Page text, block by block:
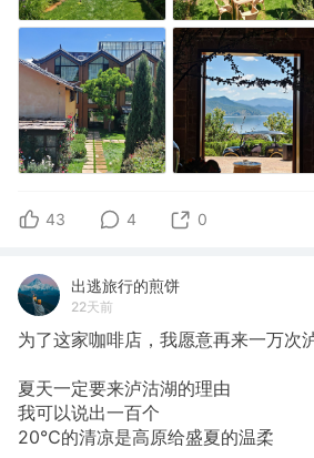
43 4 0
出逃旅行的煎饼
22天前
为了这家咖啡店，我愿意再来一万次
夏天一定要来泸沽湖的理由
我可以说出一百个
20℃的清凉是高原给盛夏的温柔